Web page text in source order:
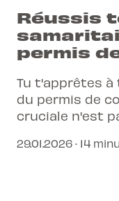
Réussis
permis
Tu t'apprêtes à
du permis de
cruciale n'est
maîtriser les
29.01.2026 · 14